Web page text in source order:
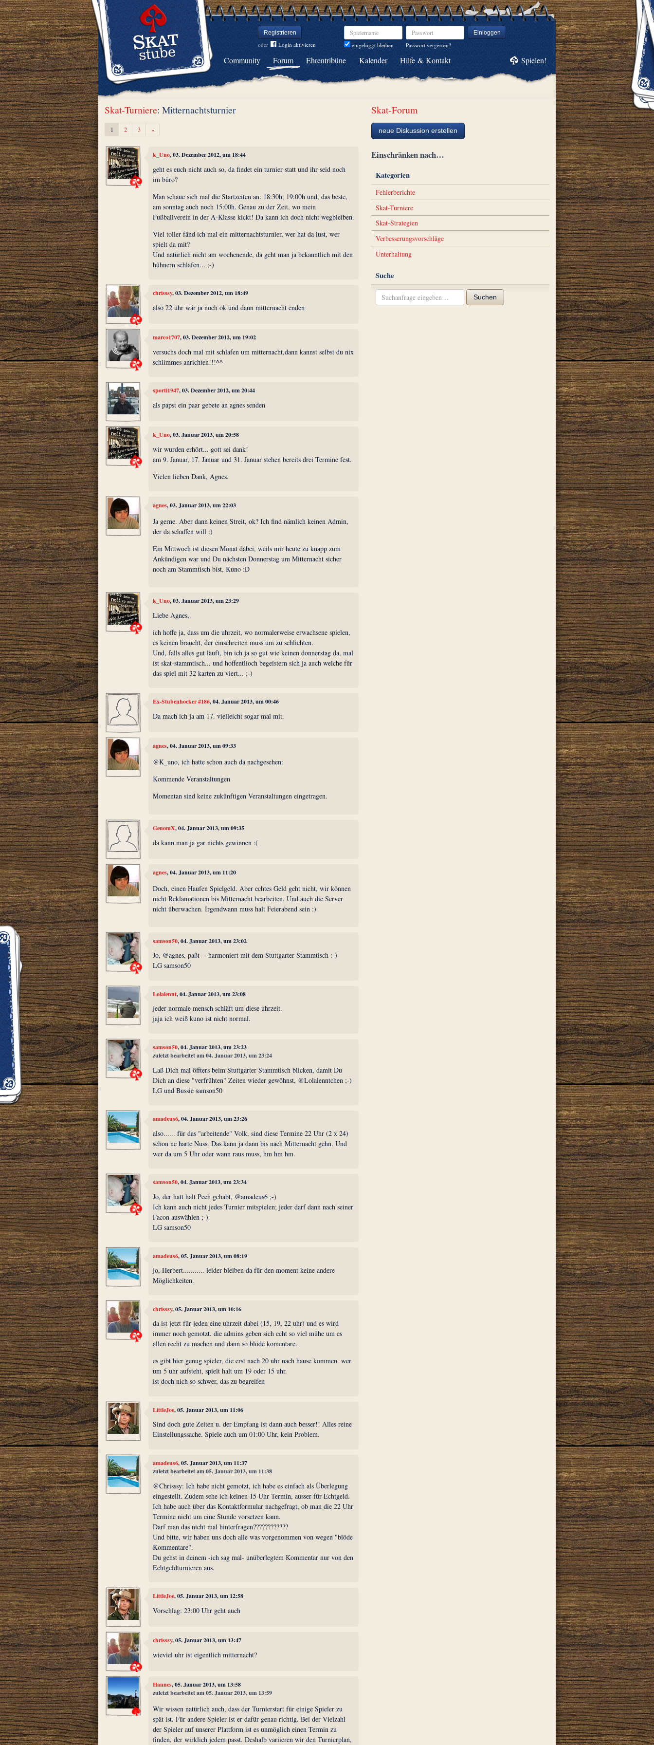
Registrieren
oder Login aktivieren
Spielername
eingeloggt bleiben
Passwort Einloggen
Passwort vergessen?
Community Forum Ehrentribüne Kalender Hilfe & Kontakt Spielen!
Skat-Turniere: Mitternachtsturnier
1 2 3 »Weiter
k_Uno, 03. Dezember 2012, um 18:44
geht es euch nicht auch so, da findet ein turnier statt und ihr seid noch
im büro?
Man schaue sich mal die Startzeiten an: 18:30h, 19:00h und, das beste,
am sonntag auch noch 15:00h. Genau zu der Zeit, wo mein
Fußballverein in der A-Klasse kickt! Da kann ich doch nicht wegbleiben.
Viel toller fänd ich mal ein mitternachtsturnier, wer hat da lust, wer
spielt da mit?
Und natürlich nicht am wochenende, da geht man ja bekanntlich mit den
hühnern schlafen... ;-)
chrisssy, 03. Dezember 2012, um 18:49
also 22 uhr wär ja noch ok und dann mitternacht enden
marco1707, 03. Dezember 2012, um 19:02
versuchs doch mal mit schlafen um mitternacht,dann kannst selbst du nix
schlimmes anrichten!!!^^
sporti1947, 03. Dezember 2012, um 20:44
als papst ein paar gebete an agnes senden
k_Uno, 03. Januar 2013, um 20:58
wir wurden erhört... gott sei dank!
am 9. Januar, 17. Januar und 31. Januar stehen bereits drei Termine fest.
Vielen lieben Dank, Agnes.
agnes, 03. Januar 2013, um 22:03
Ja gerne. Aber dann keinen Streit, ok? Ich find nämlich keinen Admin,
der da schaffen will :)
Ein Mittwoch ist diesen Monat dabei, weils mir heute zu knapp zum
Ankündigen war und Du nächsten Donnerstag um Mitternacht sicher
noch am Stammtisch bist, Kuno :D
k_Uno, 03. Januar 2013, um 23:29
Liebe Agnes,
ich hoffe ja, dass um die uhrzeit, wo normalerweise erwachsene spielen,
es keinen braucht, der einschreiten muss um zu schlichten.
Und, falls alles gut läuft, bin ich ja so gut wie keinen donnerstag da, mal
ist skat-stammtisch... und hoffentlioch begeistern sich ja auch welche für
das spiel mit 32 karten zu viert... ;-)
Ex-Stubenhocker #186, 04. Januar 2013, um 00:46
Da mach ich ja am 17. vielleicht sogar mal mit.
agnes, 04. Januar 2013, um 09:33
@K_uno, ich hatte schon auch da nachgesehen:
Kommende Veranstaltungen
Momentan sind keine zukünftigen Veranstaltungen eingetragen.
GenomX, 04. Januar 2013, um 09:35
da kann man ja gar nichts gewinnen :(
agnes, 04. Januar 2013, um 11:20
Doch, einen Haufen Spielgeld. Aber echtes Geld geht nicht, wir können
nicht Reklamationen bis Mitternacht bearbeiten. Und auch die Server
nicht überwachen. Irgendwann muss halt Feierabend sein :)
samson50, 04. Januar 2013, um 23:02
Jo, @agnes, paßt -- harmoniert mit dem Stuttgarter Stammtisch :-)
LG samson50
Lolalennt, 04. Januar 2013, um 23:08
jeder normale mensch schläft um diese uhrzeit.
jaja ich weiß kuno ist nicht normal.
samson50, 04. Januar 2013, um 23:23
zuletzt bearbeitet am 04. Januar 2013, um 23:24
Laß Dich mal öffters beim Stuttgarter Stammtisch blicken, damit Du
Dich an diese "verfrühten" Zeiten wieder gewöhnst, @Lolalenntchen ;-)
LG und Bussie samson50
amadeus6, 04. Januar 2013, um 23:26
also...... für das "arbeitende" Volk, sind diese Termine 22 Uhr (2 x 24)
schon ne harte Nuss. Das kann ja dann bis nach Mitternacht gehn. Und
wer da um 5 Uhr oder wann raus muss, hm hm hm.
samson50, 04. Januar 2013, um 23:34
Jo, der hatt halt Pech gehabt, @amadeus6 ;-)
Ich kann auch nicht jedes Turnier mitspielen; jeder darf dann nach seiner
Facon auswählen ;-)
LG samson50
amadeus6, 05. Januar 2013, um 08:19
jo, Herbert........... leider bleiben da für den moment keine andere
Möglichkeiten.
chrisssy, 05. Januar 2013, um 10:16
da ist jetzt für jeden eine uhrzeit dabei (15, 19, 22 uhr) und es wird
immer noch gemotzt. die admins geben sich echt so viel mühe um es
allen recht zu machen und dann so blöde komentare.
es gibt hier genug spieler, die erst nach 20 uhr nach hause kommen. wer
um 5 uhr aufsteht, spielt halt um 19 oder 15 uhr.
ist doch nich so schwer, das zu begreifen
LittleJoe, 05. Januar 2013, um 11:06
Sind doch gute Zeiten u. der Empfang ist dann auch besser!! Alles reine
Einstellungssache. Spiele auch um 01:00 Uhr, kein Problem.
amadeus6, 05. Januar 2013, um 11:37
zuletzt bearbeitet am 05. Januar 2013, um 11:38
@Chrisssy: Ich habe nicht gemotzt, ich habe es einfach als Überlegung
eingestellt. Zudem sehe ich keinen 15 Uhr Termin, ausser für Echtgeld.
Ich habe auch über das Kontaktformular nachgefragt, ob man die 22 Uhr
Termine nicht um eine Stunde vorsetzen kann.
Darf man das nicht mal hinterfragen????????????
Und bitte, wir haben uns doch alle was vorgenommen von wegen "blöde
Kommentare".
Du gehst in deinem -ich sag mal- unüberlegtem Kommentar nur von den
Echtgeldturnieren aus.
LittleJoe, 05. Januar 2013, um 12:58
Vorschlag: 23:00 Uhr geht auch
chrisssy, 05. Januar 2013, um 13:47
wieviel uhr ist eigentlich mitternacht?
Hannes, 05. Januar 2013, um 13:58
zuletzt bearbeitet am 05. Januar 2013, um 13:59
Wir wissen natürlich auch, dass der Turnierstart für einige Spieler zu
spät ist. Für andere Spieler ist er dafür genau richtig. Bei der Vielzahl
der Spieler auf unserer Plattform ist es unmöglich einen Termin zu
finden, der wirklich jedem passt. Deshalb variieren wir den Turnierplan,
Skat-Forum
neue Diskussion erstellen
Einschränken nach…
Kategorien
Fehlerberichte
Skat-Turniere
Skat-Strategien
Verbesserungsvorschläge
Unterhaltung
Suche
Suchen